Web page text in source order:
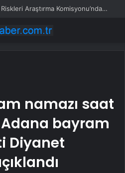
Okul Olaylarını ve Dijital Riskleri Araştırma Komisyonu’nda öğrenciler konuştu: Bir arkadaşımız zorbalığa, şantaja ve siber zorbalığa uğradığında ne yapacağını bilemiyor
namazı saat
bayram
Diyanet